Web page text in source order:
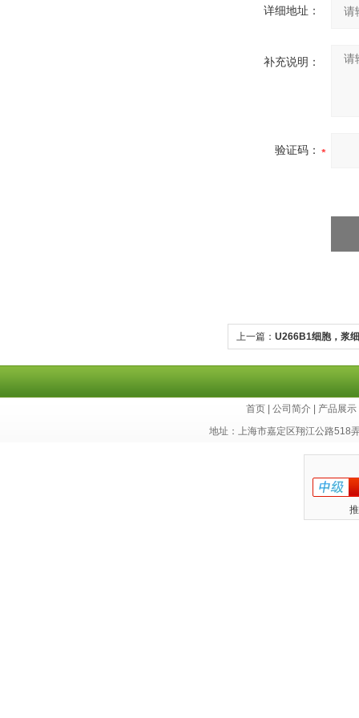
详细地址：
补充说明：
验证码：
上一篇： U266B1细胞，浆
首页 公司简介 产品展示
地址：上海市嘉定区翔江公路518